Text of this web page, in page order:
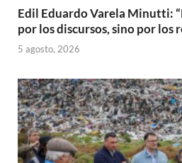
Edil Eduardo Varela Minutti:
por los discursos, sino por los
5 agosto, 2026